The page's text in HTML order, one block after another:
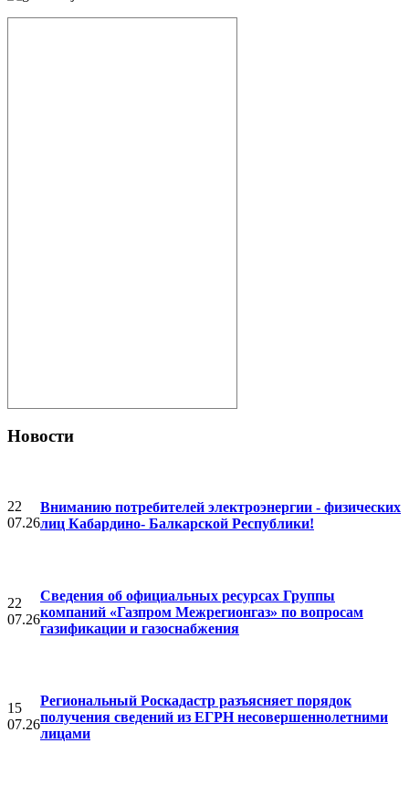
Новости
22
07.26
Вниманию потребителей электроэнергии - физических
лиц Кабардино- Балкарской Республики!
22
07.26
Cведения об официальных ресурсах Группы
компаний «Газпром Межрегионгаз» по вопросам
газификации и газоснабжения
15
07.26
Региональный Роскадастр разъясняет порядок
получения сведений из ЕГРН несовершеннолетними
лицами